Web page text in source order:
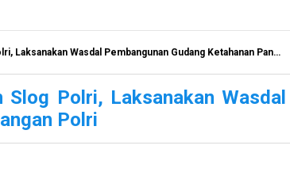
Wasdal Pembangunan Gudang Ketahanan Pangan Polri
Slog Polri, Laksanakan Wasdal
Polri